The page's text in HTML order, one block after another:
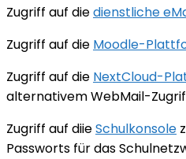
Zugriff auf diedienstliche
Zugriff auf die Moodle-
Zugriff auf die NextCloud-
alternativem WebMail-
Zugriff auf diieSchulkonsole
Passworts für das